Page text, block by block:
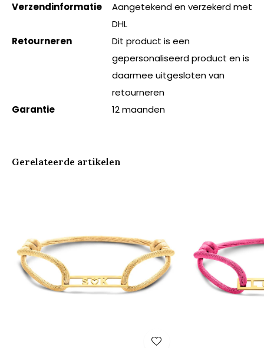
Verzendinformatie
Aangetekend en verzekerd met
DHL
Retourneren
Dit product is een
gepersonaliseerd product en is
daarmee uitgesloten van
retourneren
Garantie
12 maanden
Gerelateerde artikelen